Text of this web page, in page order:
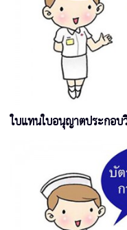
ใบแทนใบอนุญาตประกอ